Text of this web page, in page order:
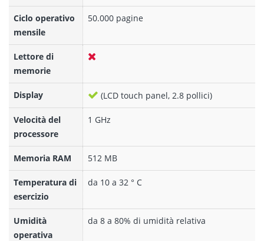
Ciclo operativo
mensile
50.000 pagine
Lettore di
memorie
Display (LCD touch panel, 2.8 pollici)
Velocità del
processore
1 GHz
Memoria RAM 512 MB
Temperatura di
esercizio
da 10 a 32 ° C
Umidità
operativa
da 8 a 80% di umidità relativa